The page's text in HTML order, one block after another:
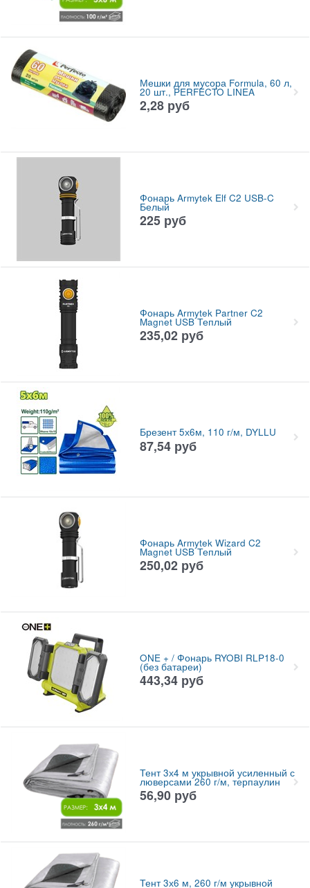
Мешки для мусора Formula, 60 л,
20 шт., PERFECTO LINEA
2,28 руб
Фонарь Armytek Elf C2 USB-C
Белый
225 руб
Фонарь Armytek Partner C2
Magnet USB Теплый
235,02 руб
Брезент 5х6м, 110 г/м, DYLLU
87,54 руб
Фонарь Armytek Wizard C2
Magnet USB Теплый
250,02 руб
ONE + / Фонарь RYOBI RLP18-0
(без батареи)
443,34 руб
Тент 3х4 м укрывной усиленный с
люверсами 260 г/м, терпаулин
56,90 руб
Тент 3х6 м, 260 г/м укрывной